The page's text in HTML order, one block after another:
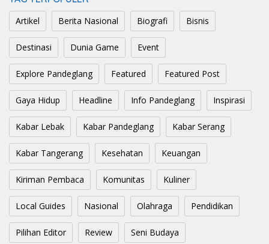
Artikel Berita Nasional Biografi Bisnis
Destinasi Dunia Game Event
Explore Pandeglang Featured Featured Post
Gaya Hidup Headline Info Pandeglang Inspirasi
Kabar Lebak Kabar Pandeglang Kabar Serang
Kabar Tangerang Kesehatan Keuangan
Kiriman Pembaca Komunitas Kuliner
Local Guides Nasional Olahraga Pendidikan
Pilihan Editor Review Seni Budaya